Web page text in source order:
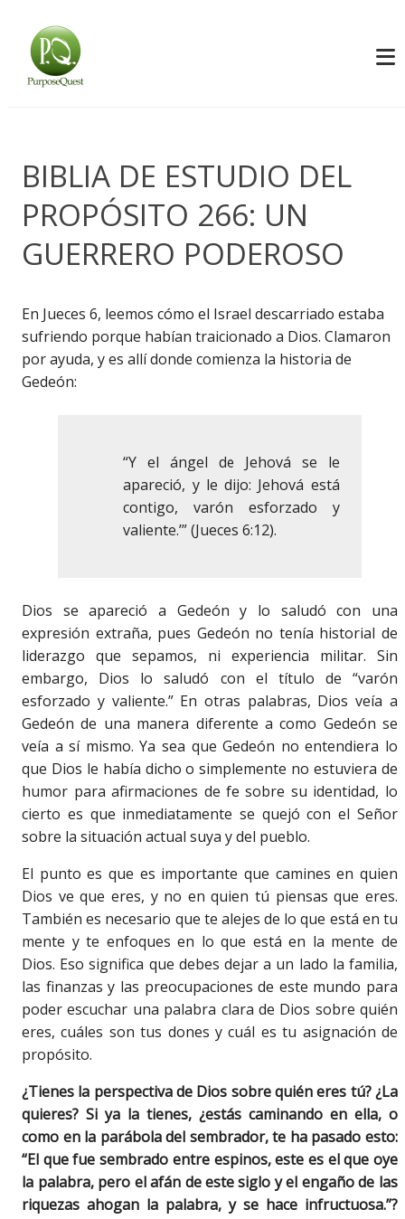
BIBLIA DE ESTUDIO DEL
PROPÓSITO 266: UN
GUERRERO PODEROSO
En Jueces 6, leemos cómo el Israel descarriado estaba
sufriendo porque habían traicionado a Dios. Clamaron
por ayuda, y es allí donde comienza la historia de
Gedeón:
“Y el ángel de Jehová se le
apareció, y le dijo: Jehová está
contigo, varón esforzado y
valiente.’” (Jueces 6:12).
Dios se apareció a Gedeón y lo saludó con una
expresión extraña, pues Gedeón no tenía historial de
liderazgo que sepamos, ni experiencia militar. Sin
embargo, Dios lo saludó con el título de “varón
esforzado y valiente.” En otras palabras, Dios veía a
Gedeón de una manera diferente a como Gedeón se
veía a sí mismo. Ya sea que Gedeón no entendiera lo
que Dios le había dicho o simplemente no estuviera de
humor para afirmaciones de fe sobre su identidad, lo
cierto es que inmediatamente se quejó con el Señor
sobre la situación actual suya y del pueblo.
El punto es que es importante que camines en quien
Dios ve que eres, y no en quien tú piensas que eres.
También es necesario que te alejes de lo que está en tu
mente y te enfoques en lo que está en la mente de
Dios. Eso significa que debes dejar a un lado la familia,
las finanzas y las preocupaciones de este mundo para
poder escuchar una palabra clara de Dios sobre quién
eres, cuáles son tus dones y cuál es tu asignación de
propósito.
¿Tienes la perspectiva de Dios sobre quién eres tú? ¿La
quieres? Si ya la tienes, ¿estás caminando en ella, o
como en la parábola del sembrador, te ha pasado esto:
“El que fue sembrado entre espinos, este es el que oye
la palabra, pero el afán de este siglo y el engaño de las
riquezas ahogan la palabra, y se hace infructuosa.”?